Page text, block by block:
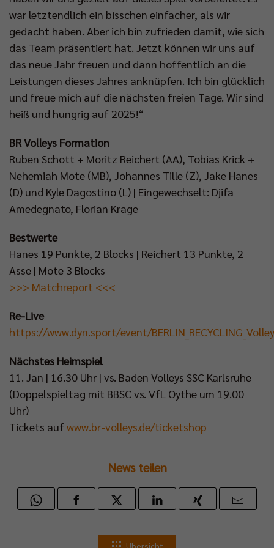
war letztendlich ein bisschen einfacher, als wir
gedacht haben. Aber ich bin zufrieden damit, wie sich
das Team präsentiert hat. Jetzt können wir uns auf
das neue Jahr freuen und dann hoffentlich an die
Leistungen dieses Jahres anknüpfen. Ich bin glücklich
und freue mich auf die nächsten freien Tage. Wir sind
heiß und hungrig auf 2025!“
BR Volleys Formation
Ruben Schott + Moritz Reichert (AA), Tobias Krick +
Nehemiah Mote (MB), Johannes Tille (Z), Jake Hanes
(D) und Kyle Dagostino (L) | Eingewechselt: Djifa
Amedegnato, Florian Krage
Bestwerte
Hanes 19 Punkte, 2 Blocks | Reichert 13 Punkte, 2
Asse | Mote 3 Blocks
>>> Matchreport <<<
Re-Live
https://www.dyn.sport/event/
Nächstes Heimspiel
11. Jan | 16.30 Uhr | vs. Baden Volleys SSC Karlsruhe
(Doppelspieltag mit BBSC vs. VfL Oythe um 19.00
Uhr)
Tickets auf www.br-volleys.de/ticketshop
News teilen
Übersicht